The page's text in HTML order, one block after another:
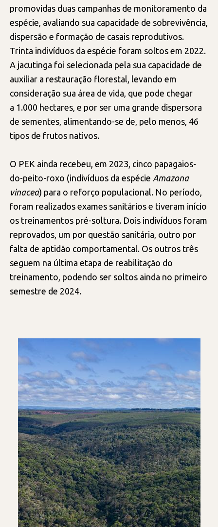
promovidas duas campanhas de monitoramento da
espécie, avaliando sua capacidade de sobrevivência,
dispersão e formação de casais reprodutivos.
Trinta indivíduos da espécie foram soltos em 2022.
A jacutinga foi selecionada pela sua capacidade de
auxiliar a restauração florestal, levando em
consideração sua área de vida, que pode chegar
a 1.000 hectares, e por ser uma grande dispersora
de sementes, alimentando-se de, pelo menos, 46
tipos de frutos nativos.
O PEK ainda recebeu, em 2023, cinco papagaios-
do-peito-roxo (indivíduos da espécie Amazona
vinacea) para o reforço populacional. No período,
foram realizados exames sanitários e tiveram início
os treinamentos pré-soltura. Dois indivíduos foram
reprovados, um por questão sanitária, outro por
falta de aptidão comportamental. Os outros três
seguem na última etapa de reabilitação do
treinamento, podendo ser soltos ainda no primeiro
semestre de 2024.